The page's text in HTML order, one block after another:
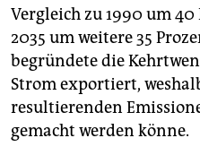
Vergleich zu 1990 um
2035 um weitere 35
begründete die
Strom exportiert,
resultierenden
gemacht werden könne.